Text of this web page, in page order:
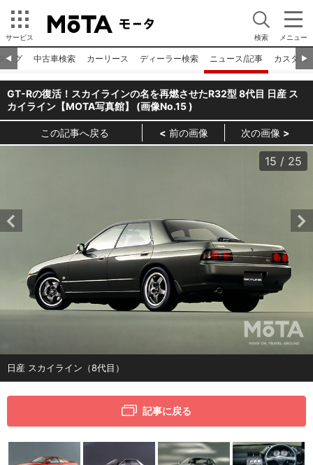
サービス 検索 メニュー
◀︎ ▶︎
ログ 中古車検索 カーリース ディーラー検索 ニュース/記事 カスタム
GT-Rの復活！スカイラインの名を再燃させたR32型 8代目 日産 ス
カイライン【MOTA写真館】 (画像No.15)
この記事へ戻る 前の画像 次の画像
日産 スカイライン（8代目）
15 / 25
記事に戻る